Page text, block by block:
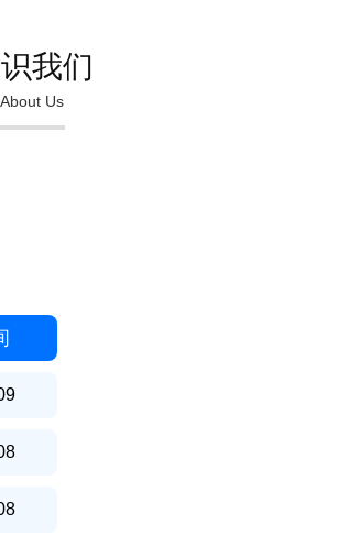
我们
About Us